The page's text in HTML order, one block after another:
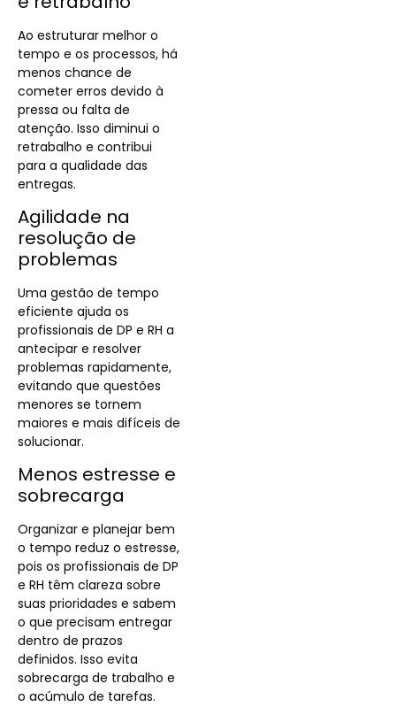
Ao estruturar melhor o
tempo e os processos, há
menos chance de
cometer erros devido à
pressa ou falta de
atenção. Isso diminui o
retrabalho e contribui
para a qualidade das
entregas.
Agilidade na
resolução de
problemas
Uma gestão de tempo
eficiente ajuda os
profissionais de DP e RH a
antecipar e resolver
problemas rapidamente,
evitando que questões
menores se tornem
maiores e mais difíceis de
solucionar.
Menos estresse e
sobrecarga
Organizar e planejar bem
o tempo reduz o estresse,
pois os profissionais de DP
e RH têm clareza sobre
suas prioridades e sabem
o que precisam entregar
dentro de prazos
definidos. Isso evita
sobrecarga de trabalho e
o acúmulo de tarefas.